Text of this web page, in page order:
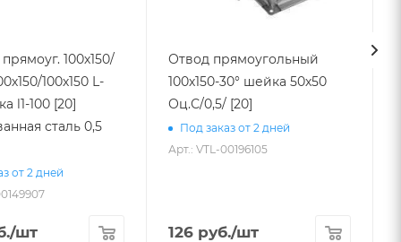
100х150/
100х150 L-
сталь 0,5
от 2 дней
/шт
Отвод прямоугольный
100х150-30° шейка 50х50
Оц.С/0,5/ [20]
Под заказ от 2 дней
Арт.: VTL-00196105
126 руб./шт